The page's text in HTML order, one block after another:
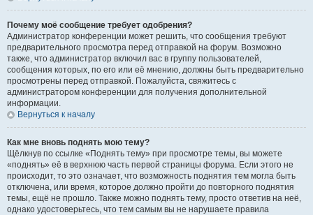
Почему моё сообщение требует одобрения?
Администратор конференции может решить, что сообщения требуют
предварительного просмотра перед отправкой на форум. Возможно
также, что администратор включил вас в группу пользователей,
сообщения которых, по его или её мнению, должны быть предварительно
просмотрены перед отправкой. Пожалуйста, свяжитесь с
администратором конференции для получения дополнительной
информации.
Вернуться к началу
Как мне вновь поднять мою тему?
Щёлкнув по ссылке «Поднять тему» при просмотре темы, вы можете
«поднять» её в верхнюю часть первой страницы форума. Если этого не
происходит, то это означает, что возможность поднятия тем могла быть
отключена, или время, которое должно пройти до повторного поднятия
темы, ещё не прошло. Также можно поднять тему, просто ответив на неё,
однако удостоверьтесь, что тем самым вы не нарушаете правила